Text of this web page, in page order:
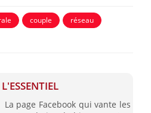
couple
réseau
L'ESSENTIEL
La page Facebook qui vante les